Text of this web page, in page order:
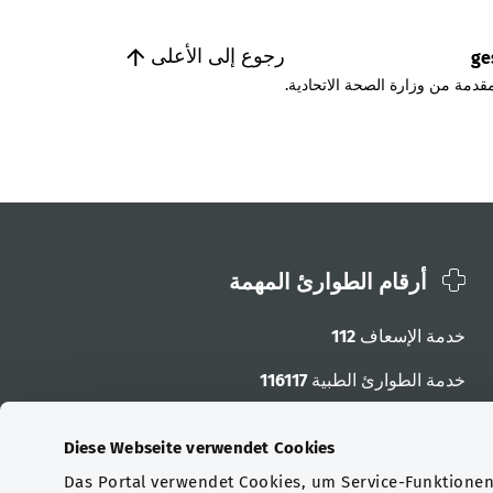
Diese Webseite verwendet Cookies
Das Portal verwendet Cookies, um Service-
رجوع إلى الأعلى
من وزارة الصحة الاتحادية.
أرقام الطوارئ المهمة
خدمة الإسعاف 112
خدمة الطوارئ الطبية116117